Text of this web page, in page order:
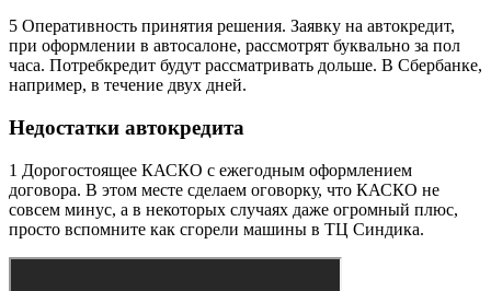
5 Оперативность принятия решения. Заявку на автокредит,
при оформлении в автосалоне, рассмотрят буквально за пол
часа. Потребкредит будут рассматривать дольше. В Сбербанке,
например, в течение двух дней.
Недостатки автокредита
1 Дорогостоящее КАСКО с ежегодным оформлением
договора. В этом месте сделаем оговорку, что КАСКО не
совсем минус, а в некоторых случаях даже огромный плюс,
просто вспомните как сгорели машины в ТЦ Синдика.